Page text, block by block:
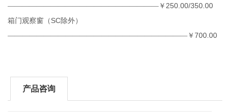
—————————————————————￥ 250.00/350.00
箱门观察窗（ SC除外）
—————————————————————————￥700.00
产品咨询